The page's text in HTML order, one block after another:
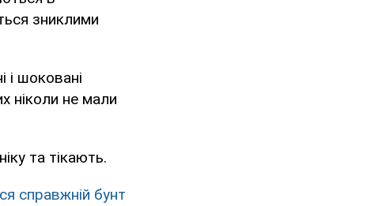
зниклими
і шоковані
ніколи не мали
та тікають.
справжній бунт